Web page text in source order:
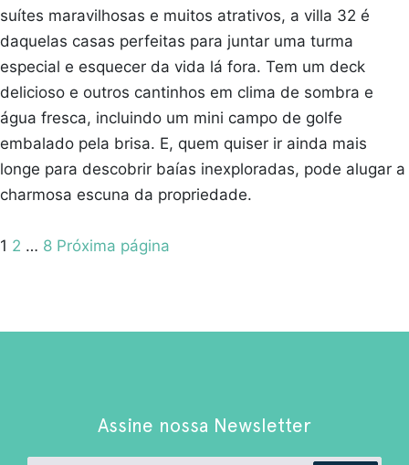
suítes maravilhosas e muitos atrativos, a villa 32 é
daquelas casas perfeitas para juntar uma turma
especial e esquecer da vida lá fora. Tem um deck
delicioso e outros cantinhos em clima de sombra e
água fresca, incluindo um mini campo de golfe
embalado pela brisa. E, quem quiser ir ainda mais
longe para descobrir baías inexploradas, pode alugar a
charmosa escuna da propriedade.
Paginação
Pagina
1 Pagina
2 … Pagina
8 Próxima página
Assine nossa Newsletter